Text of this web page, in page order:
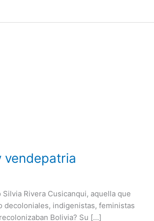
vendepatria
Rivera Cusicanqui, aquella que
decoloniales, indigenistas, feministas
Bolivia? Su […]